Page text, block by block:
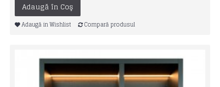
Adaugă în Coş
Adaugă in Wishlist Compară produsul